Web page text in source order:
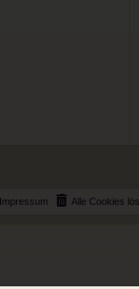
Alle Cookies
Impressum